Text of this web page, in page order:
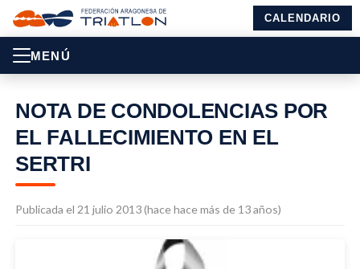
CALENDARIO
MENÚ
NOTA DE CONDOLENCIAS POR
EL FALLECIMIENTO EN EL
SERTRI
Publicada el 21 julio 2013 (hace hace más de 13 años)